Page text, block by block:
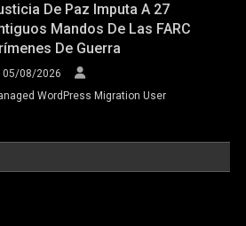
De Paz Imputa A 27
Mandos De Las FARC
De Guerra
05/08/2026
WordPress Migration User